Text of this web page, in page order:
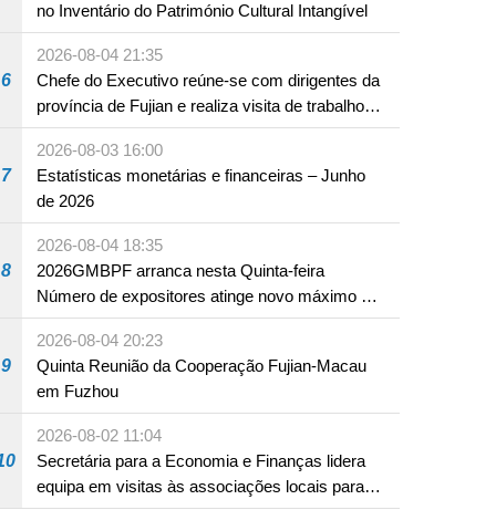
no Inventário do Património Cultural Intangível
6
2026-08-04 21:35
Chefe do Executivo reúne-se com dirigentes da
província de Fujian e realiza visita de trabalho
em Fuzhou
7
2026-08-03 16:00
Estatísticas monetárias e financeiras – Junho
de 2026
8
2026-08-04 18:35
2026GMBPF arranca nesta Quinta-feira
Número de expositores atinge novo máximo em
18 anos
9
2026-08-04 20:23
Quinta Reunião da Cooperação Fujian-Macau
em Fuzhou
2026-08-02 11:04
Secretária para a Economia e Finanças lidera
equipa em visitas às associações locais para